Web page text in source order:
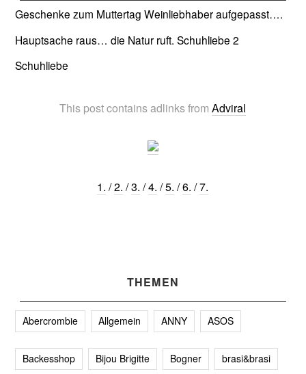
Geschenke zum Muttertag Weinliebhaber aufgepasst….
Hauptsache raus… die Natur ruft. Schuhliebe 2
Schuhliebe
This post contains adlinks fromAdviral
1. /2. /3. /4. /5. /6. /7.
THEMEN
Abercrombie Allgemein ANNY ASOS
Backesshop Bijou Brigitte Bogner brasi&brasi